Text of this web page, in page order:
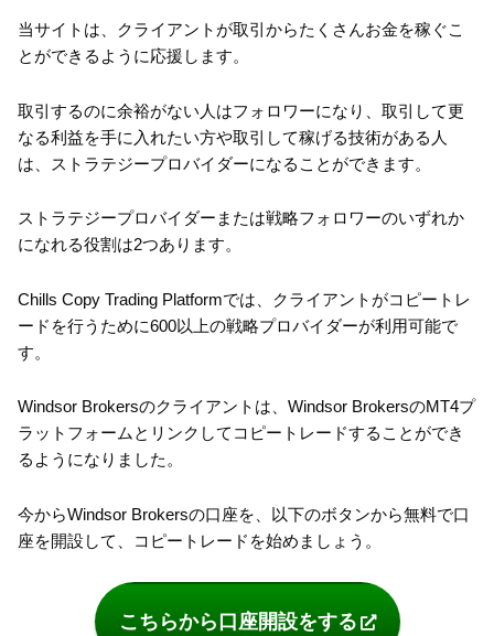
当サイトは、クライアントが取引からたくさんお金を稼ぐこ
とができるように応援します。
取引するのに余裕がない人はフォロワーになり、取引して更
なる利益を手に入れたい方や取引して稼げる技術がある人
は、ストラテジープロバイダーになることができます。
ストラテジープロバイダーまたは戦略フォロワーのいずれか
になれる役割は2つあります。
Chills Copy Trading Platformでは、クライアントがコピートレ
ードを行うために600以上の戦略プロバイダーが利用可能で
す。
Windsor Brokersのクライアントは、Windsor BrokersのMT4プ
ラットフォームとリンクしてコピートレードすることができ
るようになりました。
今からWindsor Brokersの口座を、以下のボタンから無料で口
座を開設して、コピートレードを始めましょう。
こちらから口座開設をする